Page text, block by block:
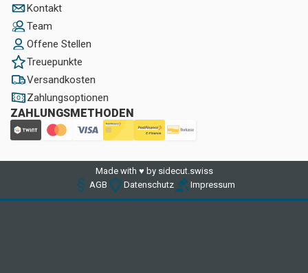
Kontakt
Team
Offene Stellen
Treuepunkte
Versandkosten
Zahlungsoptionen
ZAHLUNGSMETHODEN
Made with ♥ by sidecut.swiss
AGB
Datenschutz Impressum